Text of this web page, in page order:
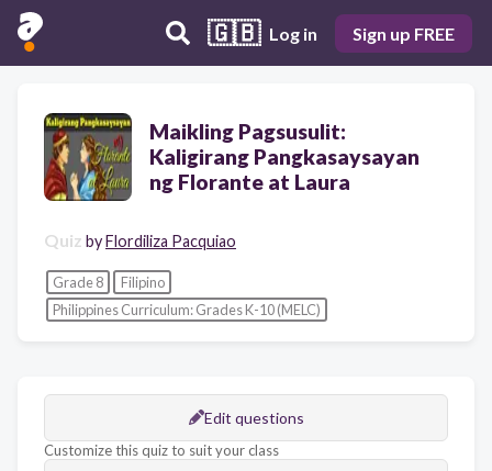
🇬🇧 Log in Sign up FREE
Maikling Pagsusulit:
Kaligirang Pangkasaysayan
ng Florante at Laura
Quiz byFlordiliza Pacquiao
Grade 8
Filipino
Philippines Curriculum: Grades K-10 (MELC)
Edit questions
Customize this quiz to suit your class